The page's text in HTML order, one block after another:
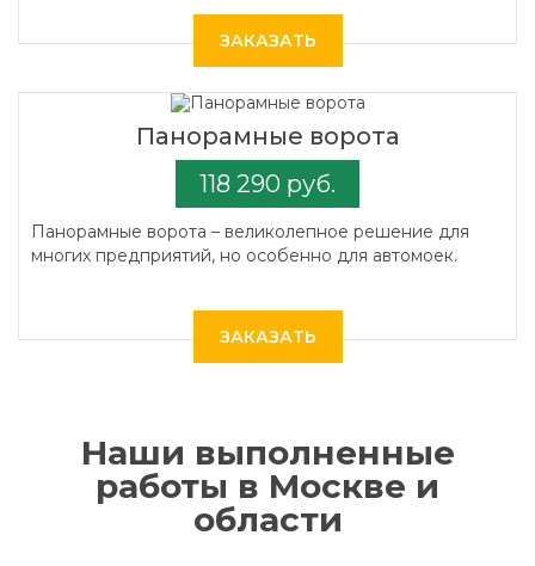
ЗАКАЗАТЬ
Панорамные ворота
118 290 руб.
Панорамные ворота – великолепное решение для
многих предприятий, но особенно для автомоек.
ЗАКАЗАТЬ
Наши выполненные
работы в Москве и
области